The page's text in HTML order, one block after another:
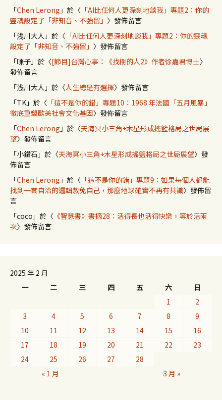
「Chen Lerong 」於〈 「AI比任何人更深刻地談我」專題2：你的
靈魂設定了「非知音、不強留」 〉發佈留言
「浅川大人 」於〈 「AI比任何人更深刻地談我」專題2：你的靈魂
設定了「非知音、不強留」 〉發佈留言
「咪子 」於〈[節目]台灣心事：《找樹的人2》作者徐嘉君博士〉
發佈留言
「浅川大人 」於〈人生總是有選擇〉發佈留言
「TK」於〈 「這不是你的錯」專題10：1968 年法國「五月風暴」
徹底重塑歐美社會文化基因〉發佈留言
「Chen Lerong 」於〈天海冥小三角+木星形成搖籃格局之世局展
望〉發佈留言
「小鑽石 」於〈天海冥小三角+木星形成搖籃格局之世局展望〉發
佈留言
「Chen Lerong 」於〈 「這不是你的錯」專題9：如果每個人都能
找到一套自洽的邏輯赦免自己，那麼地球確實不再有共識〉發佈留
言
「coco 」於〈 《智慧書》書摘28：活得長也活得快樂，等於活兩
次〉發佈留言
2025 年 2 月
一
二 三 四 五 六
日
1
2
3
4 5 6 7 8
9
10
11 12 13 14 15
16
17
18 19 20 21 22
23
24
25 26 27
28
« 1 月
3 月 »